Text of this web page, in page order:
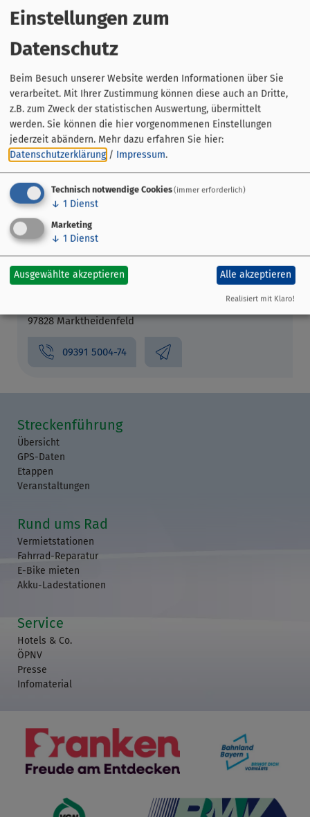
rund um das Alte Rathaus statt. Angeboten werden
regionale Produkte direkt vom Erzeuger.
Stadt Marktheidenfeld -
Marktmeister
97828 Marktheidenfeld
09391 5004-74
Streckenführung
Übersicht
GPS-Daten
Etappen
Veranstaltungen
Rund ums Rad
Vermietstationen
Fahrrad-Reparatur
E-Bike mieten
Akku-Ladestationen
Service
Hotels & Co.
ÖPNV
Presse
Infomaterial
Einstellungen zum
Datenschutz
Beim Besuch unserer Website werden Informationen über Sie
verarbeitet. Mit Ihrer Zustimmung können diese auch an Dritte,
z.B. zum Zweck der statistischen Auswertung, übermittelt
werden. Sie können die hier vorgenommenen Einstellungen
jederzeit abändern. Mehr dazu erfahren Sie hier:
Datenschutzerklärung / Impressum.
Technisch notwendige Cookies(immer erforderlich)
↓ 1 Dienst
Marketing
↓ 1 Dienst
Ausgewählte akzeptieren Alle akzeptieren
Realisiert mit Klaro!